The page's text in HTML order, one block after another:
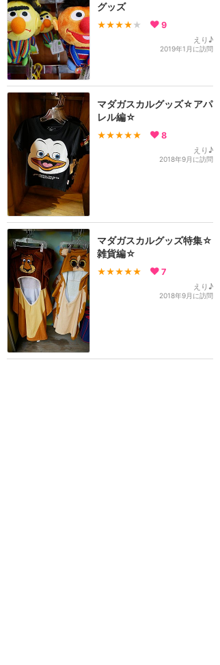
グッズ
★★★★ ★ 9
えり♪
2019年1月に訪問
マダガスカルグッズ☆アパ
レル編☆
★★★★★ 8
えり♪
2018年9月に訪問
マダガスカルグッズ特集☆
雑貨編☆
★★★★★ 7
えり♪
2018年9月に訪問